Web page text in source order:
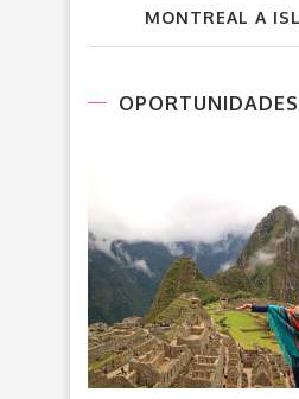
MONTREAL A